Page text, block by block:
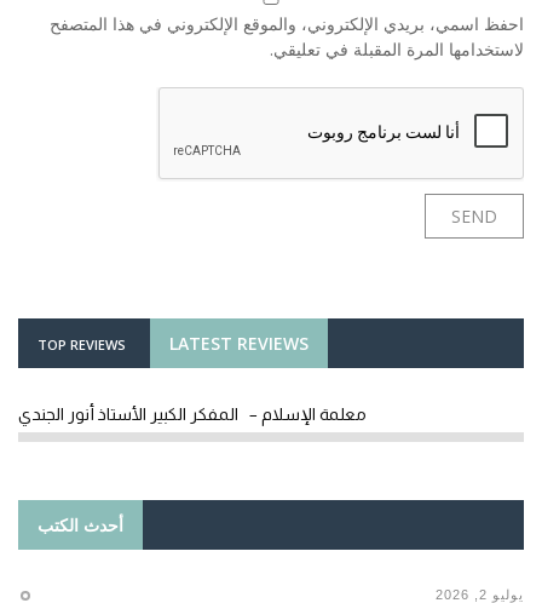
احفظ اسمي، بريدي الإلكتروني، والموقع الإلكتروني في هذا المتصفح
لاستخدامها المرة المقبلة في تعليقي.
LATEST REVIEWS
TOP REVIEWS
معلمة الإسلام – المفكر الكبير الأستاذ أنور الجندي
أحدث الكتب
يوليو 2, 2026